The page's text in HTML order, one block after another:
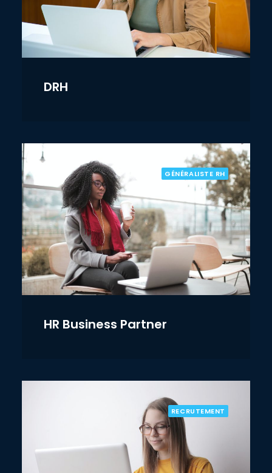
DRH
GÉNÉRALISTE RH
HR Business Partner
RECRUTEMENT